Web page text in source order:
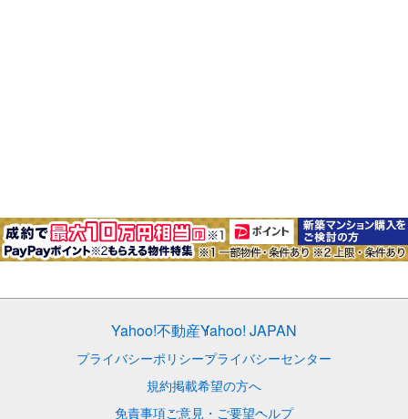
Yahoo!不動産Yahoo! JAPAN
プライバシーポリシープライバシーセンター
規約掲載希望の方へ
免責事項ご意見・ご要望ヘルプ